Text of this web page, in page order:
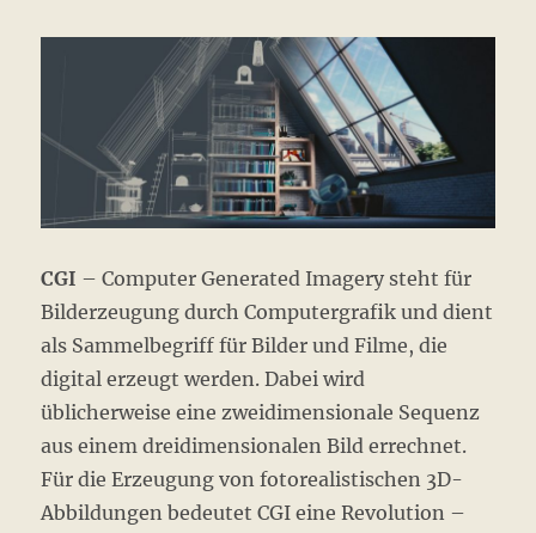
der
CGI – Computer Generated Imagery steht für
Bilderzeugung durch Computergrafik und dient
als Sammelbegriff für Bilder und Filme, die
digital erzeugt werden. Dabei wird
üblicherweise eine zweidimensionale Sequenz
aus einem dreidimensionalen Bild errechnet.
Für die Erzeugung von fotorealistischen 3D-
Abbildungen bedeutet CGI eine Revolution –